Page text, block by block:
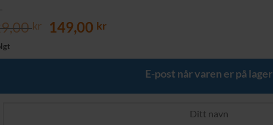
kr
Opprinnelig
var:
149,00 krNåværende
er:
149,00 kr.E-post når varen er på lager